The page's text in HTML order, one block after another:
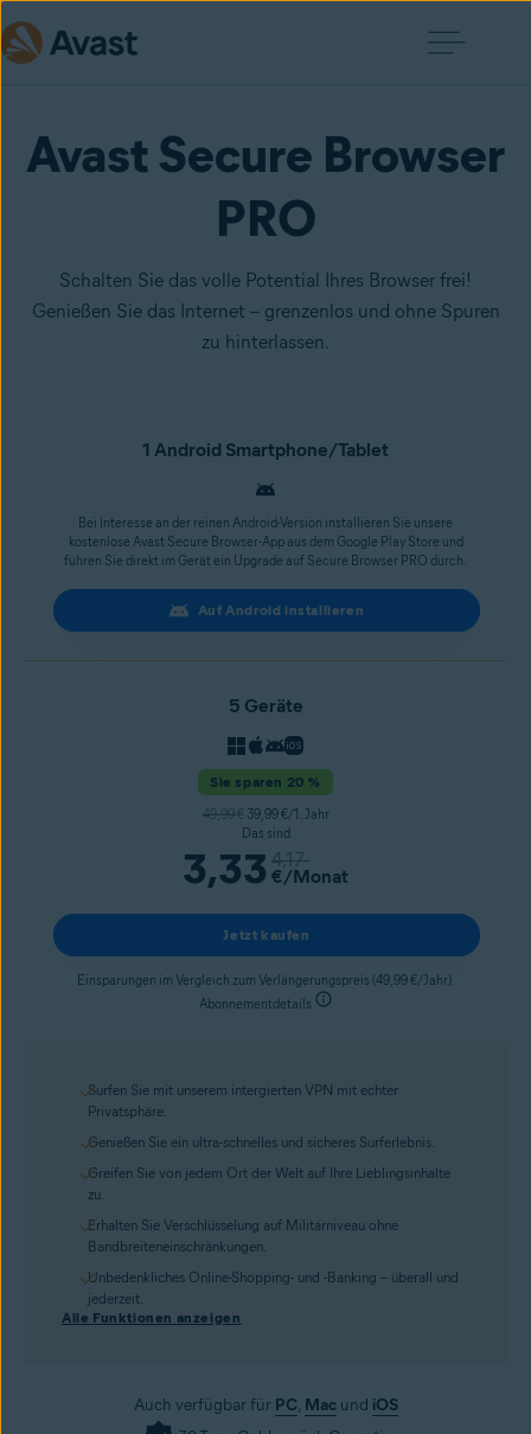
Avast Secure Browser
PRO
Schalten Sie das volle Potential Ihres Browser frei!
Genießen Sie das Internet – grenzenlos und ohne Spuren
zu hinterlassen.
Surfen Sie mit unserem intergierten VPN mit echter
Privatsphäre.
Genießen Sie ein ultra-schnelles und sicheres Surferlebnis.
Greifen Sie von jedem Ort der Welt auf Ihre Lieblingsinhalte
zu.
Erhalten Sie Verschlüsselung auf Militärniveau ohne
Bandbreiteneinschränkungen.
Unbedenkliches Online-Shopping- und -Banking – überall und
jederzeit.
Alle Funktionen anzeigen
1 Android Smartphone/Tablet
Bei Interesse an der reinen Android-Version installieren Sie unsere
kostenlose Avast Secure Browser-App aus dem Google Play Store und
führen Sie direkt im Gerät ein Upgrade auf Secure Browser PRO durch.
Auf Android installieren
5 Geräte
Sie sparen 20 %
49,99 € 39,99 €/1. Jahr
Das sind
3,33 4,17
€/Monat
Jetzt kaufen
Einsparungen im Vergleich zum Verlängerungspreis (49,99 €/Jahr).
Abonnementdetails
Auch verfügbar für PC, Macund iOS